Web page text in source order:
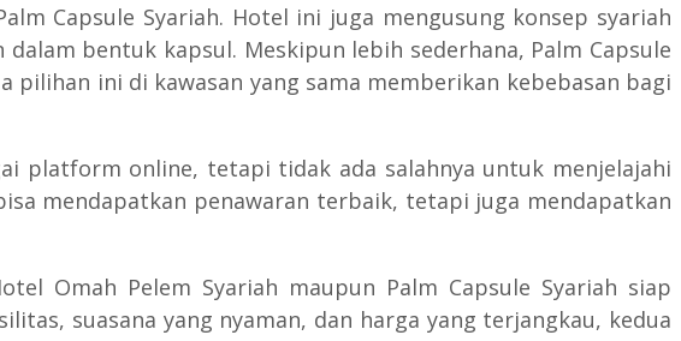
Capsule Syariah. Hotel ini juga mengusung konsep syariah
bentuk kapsul. Meskipun lebih sederhana, Palm Capsule
pilihan ini di kawasan yang sama memberikan kebebasan bagi
platform online, tetapi tidak ada salahnya untuk menjelajahi
mendapatkan penawaran terbaik, tetapi juga mendapatkan
Omah Pelem Syariah maupun Palm Capsule Syariah siap
suasana yang nyaman, dan harga yang terjangkau, kedua